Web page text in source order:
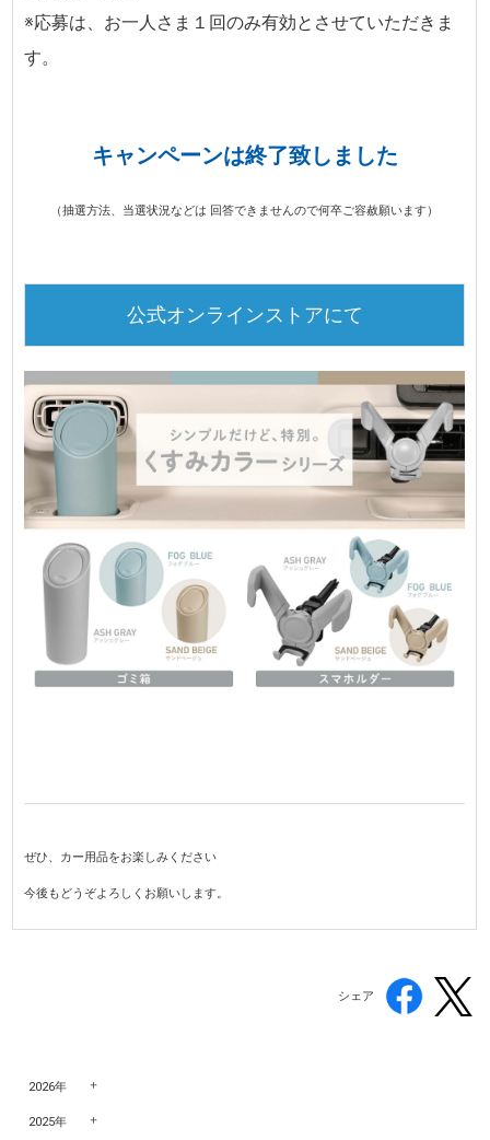
※応募は、お一人さま１回のみ有効とさせていただきま
す。
キャンペーンは終了致しました
（抽選方法、当選状況などは 回答できませんので何卒ご容赦願います）
公式オンラインストアにて
ぜひ、カー用品をお楽しみください
今後もどうぞよろしくお願いします。
シェア
2026年
2025年